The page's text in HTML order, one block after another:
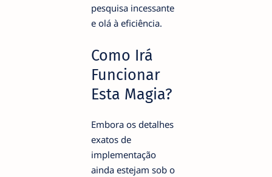
pesquisa incessante
e olá à eficiência.
Como Irá
Funcionar
Esta Magia?
Embora os detalhes
exatos de
implementação
ainda estejam sob o